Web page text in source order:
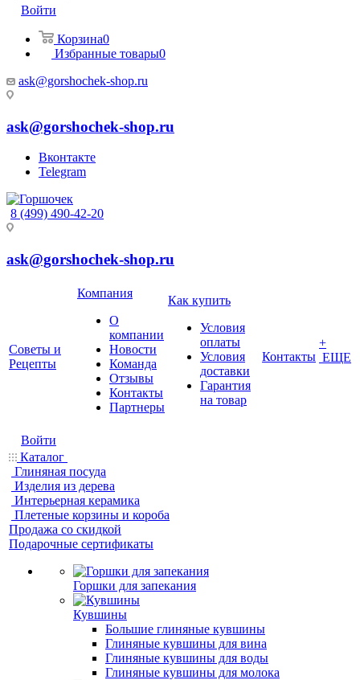
Войти
Корзина0
Избранные товары0
ask@gorshochek-shop.ru
ask@gorshochek-shop.ru
Вконтакте
Telegram
8 (499) 490-42-20
ask@gorshochek-shop.ru
Советы и
Рецепты
Компания
О
компании
Новости
Команда
Отзывы
Контакты
Партнеры
Как купить
Условия
оплаты
Условия
доставки
Гарантия
на товар
Контакты
+
ЕЩЕ
Войти
Каталог
Глиняная посуда
Изделия из дерева
Интерьерная керамика
Плетеные корзины и короба
Продажа со скидкой
Подарочные сертификаты
Горшки для запекания
Кувшины
Большие глиняные кувшины
Глиняные кувшины для вина
Глиняные кувшины для воды
Глиняные кувшины для молока